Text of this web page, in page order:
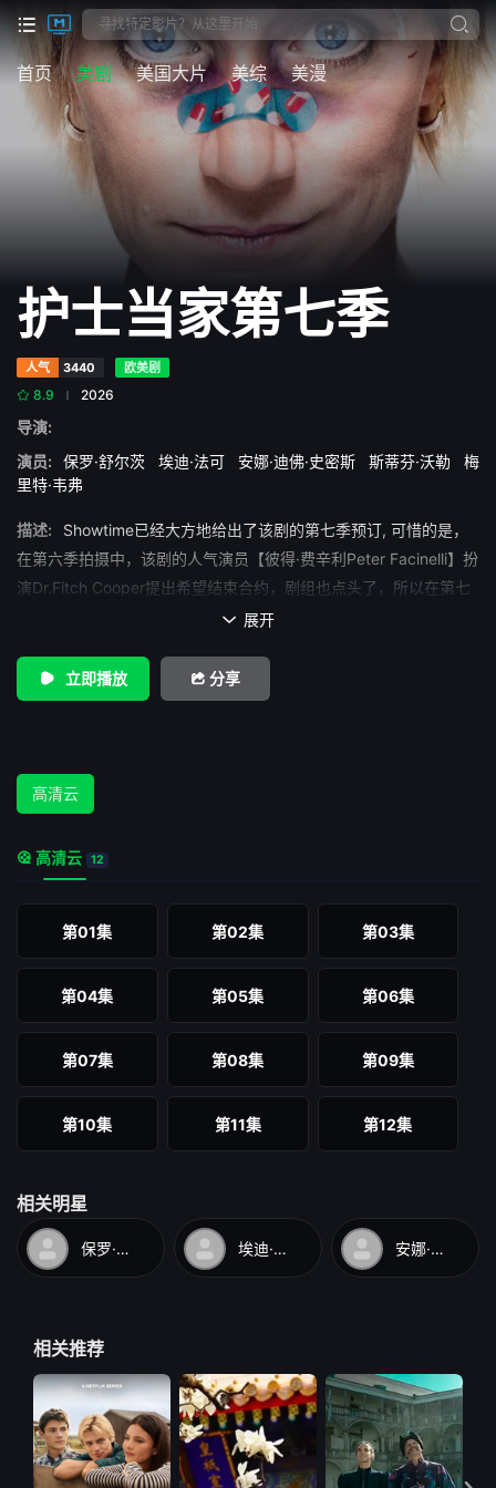
首页 美剧 美国大片 美综 美漫
护士当家第七季
人气 3440 欧美剧
8.9 2026
导演:
演员:
保罗·舒尔茨 埃迪·法可 安娜·迪佛·史密斯 斯蒂芬·沃勒
梅
里特·韦弗
描述:
Showtime已经大方地给出了该剧的第七季预订, 可惜的是，
在第六季拍摄中，该剧的人气演员【彼得·费辛利Peter Facinelli】扮
演Dr.Fitch Cooper提出希望结束合约，剧组也点头了，所以在第七
 展开
立即播放 分享
高清云
高清云 12
第01集 第02集 第03集
第04集 第05集 第06集
第07集 第08集 第09集
第10集 第11集 第12集
相关明星
保罗·舒尔茨 埃迪·法可 安娜·迪佛·史密斯
相关推荐